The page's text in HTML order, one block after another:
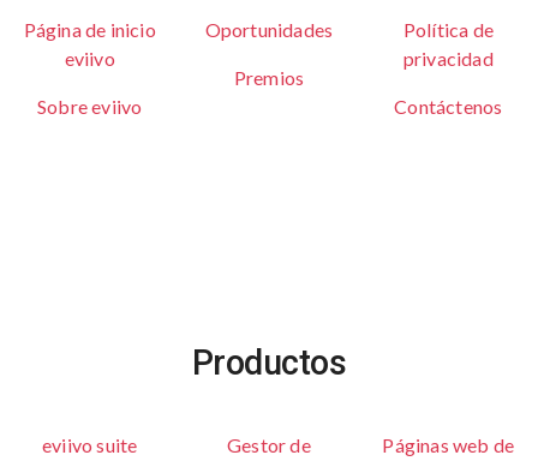
Página de inicio
eviivo
Sobre eviivo
Oportunidades
Premios
Política de
privacidad
Contáctenos
Productos
eviivo suite
Gestor de
Páginas web de